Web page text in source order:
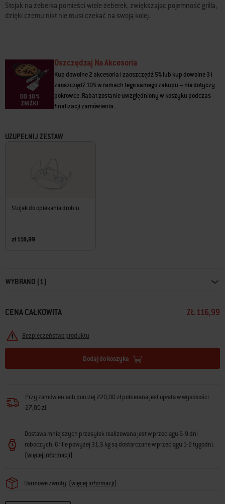
oceny.
Read
66
samej
strony.
Stojak na żeberka pomieści wiele żeberek, zwiększając pojemność grilla,
dzięki czemu nikt nie musi czekać na swoją kolej.
Oszczędzaj Na Akcesoria
Kup dowolne 2 akcesoria i zaoszczędź 5% lub kup dowolne 3 i
zaoszczędź 10% w ramach tego samego zakupu – nie dotyczy
pokrowce. Rabat zostanie uwzględniony w koszyku podczas
finalizacji zamówienia.
UZUPEŁNIJ ZESTAW
Stojak do opiekania drobiu
zł 118,99
WYBRANO (1)
CENA CAŁKOWITA ZŁ 116,99
Bezpieczeństwo produktu
Dodaj do koszyka
Przy zamówieniach poniżej 220,00 zł pobierana jest opłata w wysokości
27,00 zł.
Dostawa mniejszych przesyłek realizowana jest w przeciągu 6-9 dni
roboczych. Grille powyżej 31,5 kg są dostarczane w przeciągu 1-2 tygodni.
(więcej informacji)
Darmowe zwroty (więcej informacji)